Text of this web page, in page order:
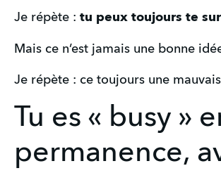
Je répète : tu peux toujours te
Mais ce n’est jamais une bonne
Je répète : ce toujours une
Tu es « busy »
permanence,